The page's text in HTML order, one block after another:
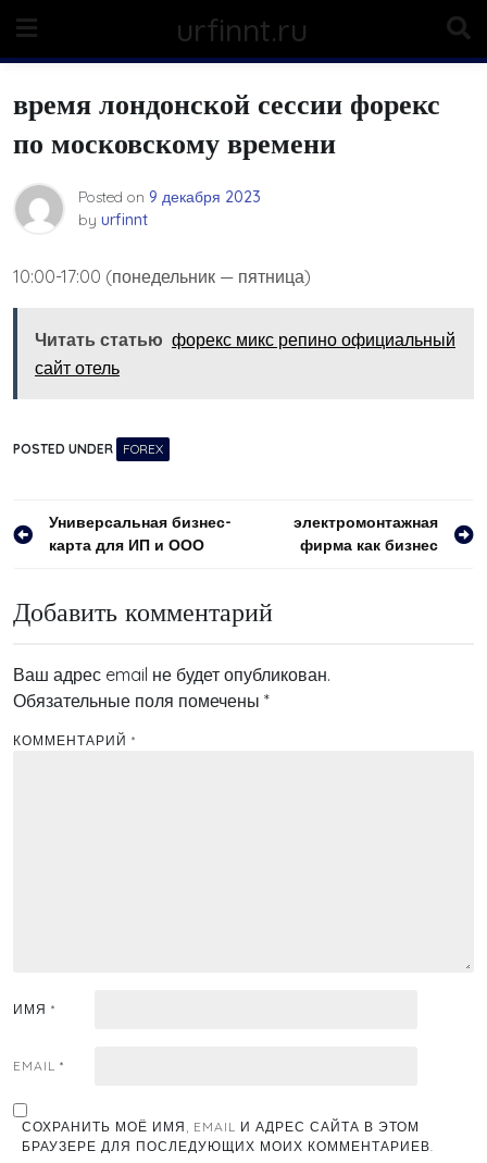
content
urfinnt.ru
время лондонской сессии форекс
по московскому времени
Posted on 9 декабря 2023
by urfinnt
10:00-17:00 (понедельник — пятница)
Читать статью форекс микс репино официальный
сайт отель
POSTED UNDER FOREX
Навигация
Универсальная бизнес-
карта для ИП и ООО
электромонтажная
фирма как бизнес
Добавить комментарий
Ваш адрес email не будет опубликован.
Обязательные поля помечены *
КОММЕНТАРИЙ *
ИМЯ *
EMAIL *
СОХРАНИТЬ МОЁ ИМЯ, EMAIL И АДРЕС САЙТА В ЭТОМ
БРАУЗЕРЕ ДЛЯ ПОСЛЕДУЮЩИХ МОИХ КОММЕНТАРИЕВ.